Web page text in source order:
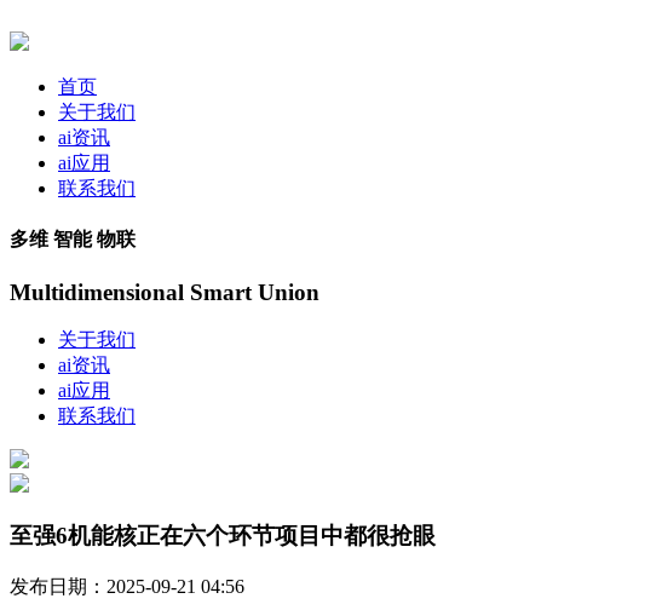
首页
关于我们
ai资讯
ai应用
联系我们
多维 智能 物联
Multidimensional Smart Union
关于我们
ai资讯
ai应用
联系我们
至强6机能核正在六个环节项目中都很抢眼
发布日期：2025-09-21 04:56